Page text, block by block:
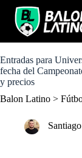
o
c
o
t
Entradas para
fecha del
y precios
Balon Latino >